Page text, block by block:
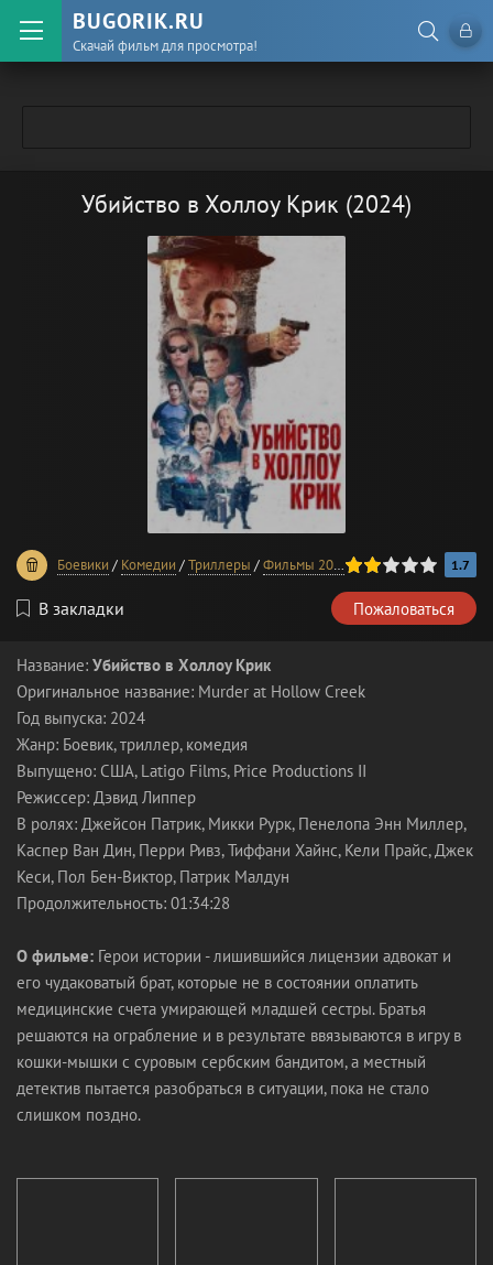
BUGORIK.RU
Скачай фильм для просмотра!
Убийство в Холлоу Крик (2024)
Боевики / Комедии /Триллеры /Фильмы 2024 года
40 1 2 3 4 5 1.7
В закладки Пожаловаться
Название: Убийство в Холлоу Крик
Оригинальное название: Murder at Hollow Creek
Год выпуска: 2024
Жанр: Боевик, триллер, комедия
Выпущено: США, Latigo Films, Price Productions II
Режиссер: Дэвид Липпер
В ролях: Джейсон Патрик, Микки Рурк, Пенелопа Энн Миллер,
Каспер Ван Дин, Перри Ривз, Тиффани Хайнс, Кели Прайс, Джек
Кеси, Пол Бен-Виктор, Патрик Малдун
Продолжительность: 01:34:28
О фильме: Герои истории - лишившийся лицензии адвокат и
его чудаковатый брат, которые не в состоянии оплатить
медицинские счета умирающей младшей сестры. Братья
решаются на ограбление и в результате ввязываются в игру в
кошки-мышки с суровым сербским бандитом, а местный
детектив пытается разобраться в ситуации, пока не стало
слишком поздно.